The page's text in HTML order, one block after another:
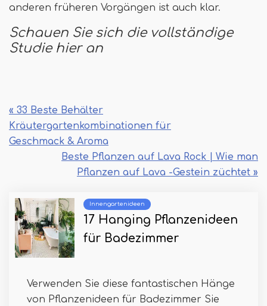
anderen früheren Vorgängen ist auch klar.
Schauen Sie sich die vollständige
Studie hier an
« 33 Beste Behälter
Kräutergartenkombinationen für
Geschmack & Aroma
Beste Pflanzen auf Lava Rock | Wie man
Pflanzen auf Lava -Gestein züchtet »
Innengartenideen
17 Hanging Pflanzenideen
für Badezimmer
Verwenden Sie diese fantastischen Hänge
von Pflanzenideen für Badezimmer Sie